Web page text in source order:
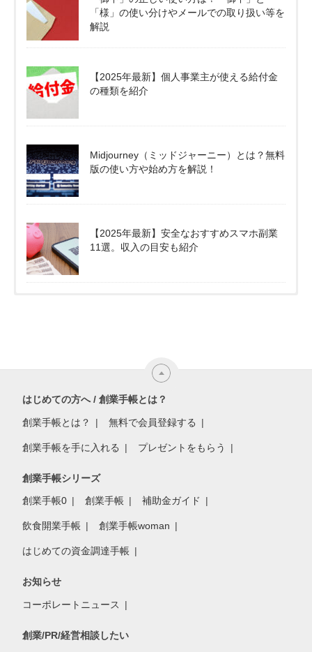
「様」の使い分けやメールでの取り扱い等を
解説
【2025年最新】個人事業主が使える給付金
の種類を紹介
Midjourney（ミッドジャーニー）とは？無料
版の使い方や始め方を解説！
【2025年最新】安全なおすすめスマホ副業
11選。収入の目安も紹介
はじめての方へ / 創業手帳とは？
創業手帳とは？ 無料で会員登録する
創業手帳を手に入れる プレゼントをもらう
創業手帳シリーズ
創業手帳0 創業手帳 補助金ガイド
飲食開業手帳 創業手帳woman
はじめての資金調達手帳
お知らせ
コーポレートニュース
創業/PR/経営相談したい